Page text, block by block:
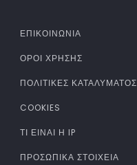
ΕΠΙΚΟΙΝΩΝΙΑ
ΌΡΟΙ ΧΡΉΣΗΣ
ΠΟΛΙΤΙΚΈΣ ΚΑΤΑΛΎΜΑΤΟΣ
COOKIES
ΤΊ ΕΊΝΑΙ Η IP
ΠΡΟΣΩΠΙΚΆ ΣΤΟΙΧΕΊΑ